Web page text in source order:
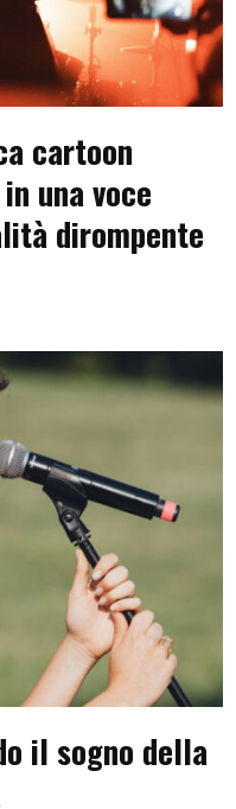
cartoon
una voce
dirompente
il sogno della